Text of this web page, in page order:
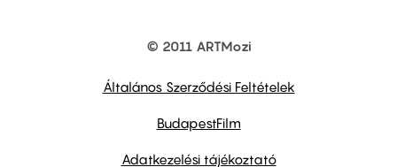
© 2011 ARTMozi
Általános Szerződési Feltételek
BudapestFilm
Adatkezelési tájékoztató